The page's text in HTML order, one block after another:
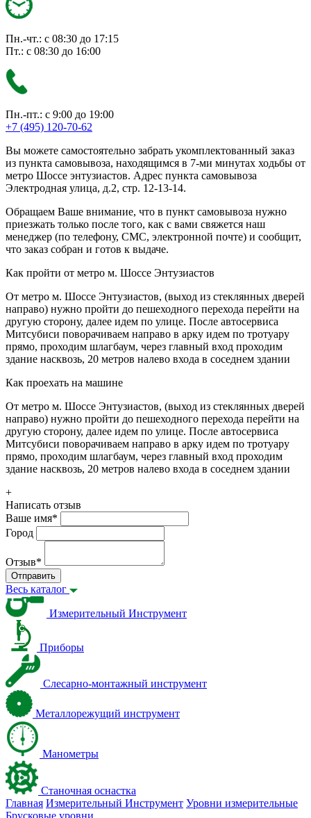
Пн.-чт.: с 08:30 до 17:15
Пт.: с 08:30 до 16:00
Пн.-пт.: с 9:00 до 19:00
+7 (495) 120-70-62
Вы можете самостоятельно забрать укомплектованный заказ
из пункта самовывоза, находящимся в 7-ми минутах ходьбы от
метро Шоссе энтузиастов. Адрес пункта самовывоза
Электродная улица, д.2, стр. 12-13-14.
Обращаем Ваше внимание, что в пункт самовывоза нужно
приезжать только после того, как с вами свяжется наш
менеджер (по телефону, СМС, электронной почте) и сообщит,
что заказ собран и готов к выдаче.
Как пройти от метро м. Шоссе Энтузиастов
От метро м. Шоссе Энтузиастов, (выход из стеклянных дверей
направо) нужно пройти до пешеходного перехода перейти на
другую сторону, далее идем по улице. После автосервиса
Митсубиси поворачиваем направо в арку идем по тротуару
прямо, проходим шлагбаум, через главный вход проходим
здание насквозь, 20 метров налево входа в соседнем здании
Как проехать на машине
От метро м. Шоссе Энтузиастов, (выход из стеклянных дверей
направо) нужно пройти до пешеходного перехода перейти на
другую сторону, далее идем по улице. После автосервиса
Митсубиси поворачиваем направо в арку идем по тротуару
прямо, проходим шлагбаум, через главный вход проходим
здание насквозь, 20 метров налево входа в соседнем здании
+
Написать отзыв
Ваше имя*
Город
Отзыв*
Отправить
Весь каталог
Измерительный Инструмент
Приборы
Слесарно-монтажный инструмент
Металлорежущий инструмент
Манометры
Станочная оснастка
Главная Измерительный Инструмент Уровни измерительные
Брусковые уровни